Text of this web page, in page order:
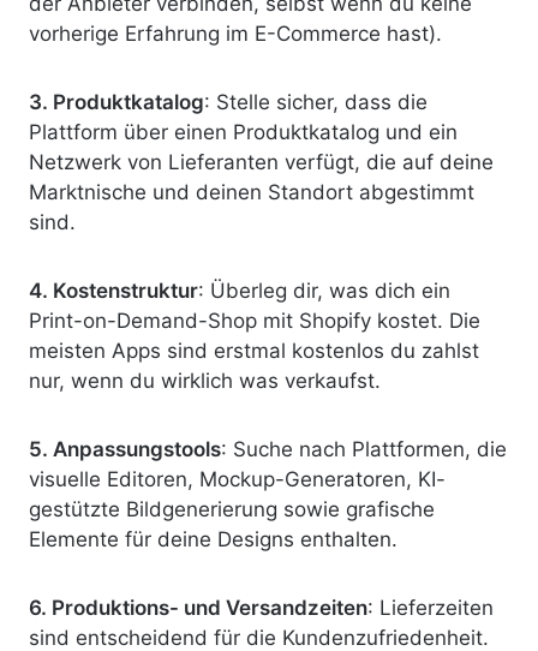
vorherige Erfahrung im E-Commerce hast).
3. Produktkatalog: Stelle sicher, dass die
Plattform über einen Produktkatalog und ein
Netzwerk von Lieferanten verfügt, die auf deine
Marktnische und deinen Standort abgestimmt
sind.
4. Kostenstruktur: Überleg dir, was dich ein
Print-on-Demand-Shop mit Shopify kostet. Die
meisten Apps sind erstmal kostenlos du zahlst
nur, wenn du wirklich was verkaufst.
5. Anpassungstools: Suche nach Plattformen, die
visuelle Editoren, Mockup-Generatoren, KI-
gestützte Bildgenerierung sowie grafische
Elemente für deine Designs enthalten.
6. Produktions- und Versandzeiten: Lieferzeiten
sind entscheidend für die Kundenzufriedenheit.